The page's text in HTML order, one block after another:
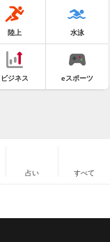
陸上 水泳
ビジネス eスポーツ
占い すべて